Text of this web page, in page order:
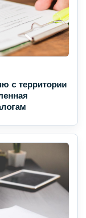
с территории